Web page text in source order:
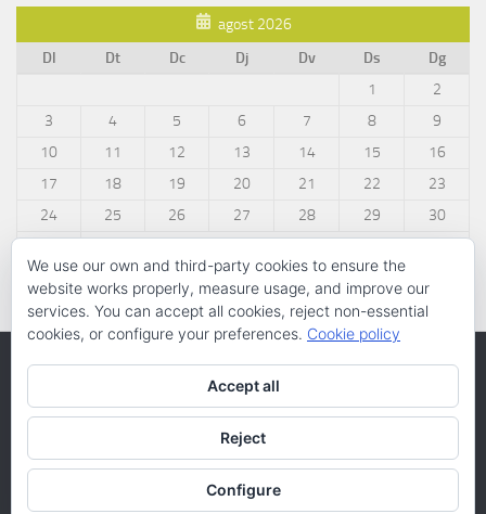
agost 2026
Dl
Dt Dc Dj Dv Ds
Dg
1
2
3
4 5 6 7 8
9
10
11 12 13 14 15
16
17
18 19 20 21 22
23
24
25 26 27 28 29
30
« març
We use our own and third-party cookies to ensure the
website works properly, measure usage, and improve our
services. You can accept all cookies, reject non-essential
cookies, or configure your preferences. Cookie policy
Accept all
Reject
Configure